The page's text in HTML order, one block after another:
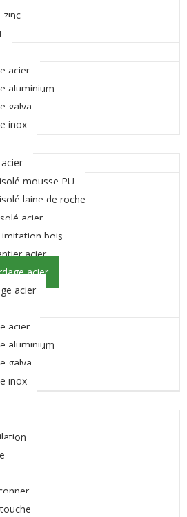
zinc
acier
aluminium
galva
inox
mousse PU
laine de roche
acier
bois
acier
acier
acier
acier
aluminium
galva
inox